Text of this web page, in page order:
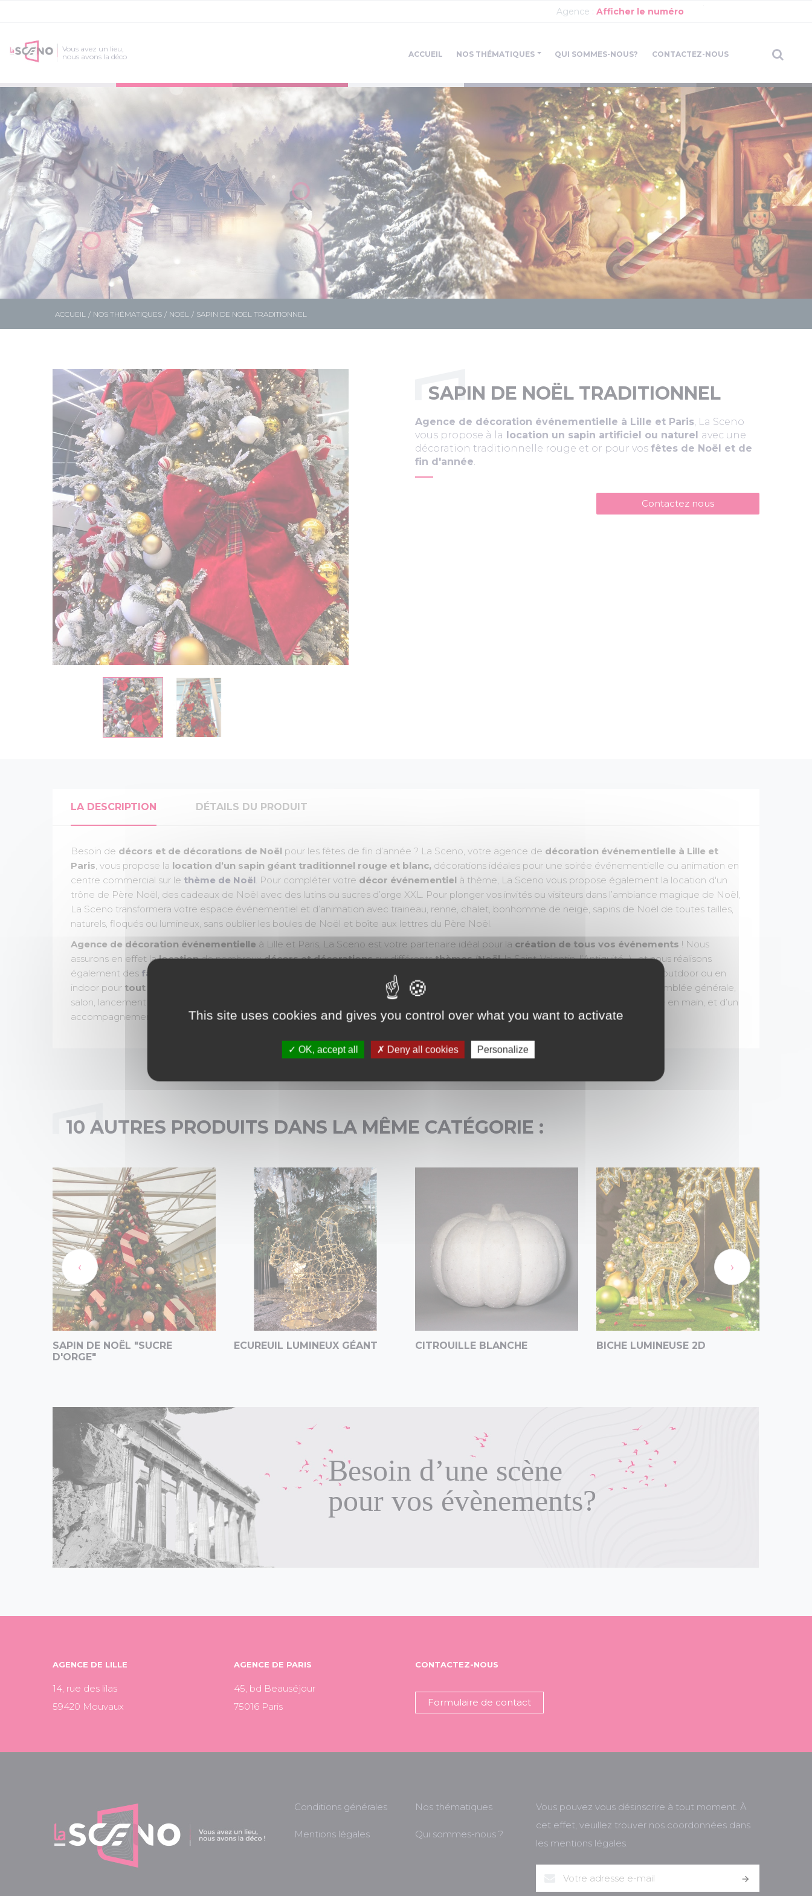
Agence : Afficher le numéro
Vous avez un lieu,
nous avons la déco
ACCUEIL NOS THÉMATIQUES QUI SOMMES-NOUS? CONTACTEZ-NOUS
ACCUEIL NOS THÉMATIQUES NOËL SAPIN DE NOËL TRADITIONNEL
SAPIN DE NOËL TRADITIONNEL
Agence de décoration événementielle à Lille et Paris, La Sceno
vous propose à la
location un sapin artificiel ou naturel avec une
décoration traditionnelle rouge et or pour vos fêtes de Noël et de
fin d'année.
Contactez nous
LA DESCRIPTION DÉTAILS DU PRODUIT
Besoin de décors et de décorations de Noël pour les fêtes de fin d’année ? La Sceno, votre agence de décoration événementielle à Lille et
Paris, vous propose la location d’un sapin géant traditionnel rouge et blanc, décorations idéales pour une soirée événementielle ou animation en
centre commercial sur le thème de Noël. Pour compléter votre décor événementiel à thème, La Sceno vous propose également la location d'un
trône de Père Noël, des cadeaux de Noël avec des lutins ou sucres d’orge XXL. Pour plonger vos invités ou visiteurs dans l’ambiance magique de Noël,
La Sceno transformera votre espace événementiel et d’animation avec traineau, renne, chalet, bonhomme de neige, sapins de Noël de toutes tailles,
naturels, floqués ou lumineux, sans oublier les boules de Noël et boîte aux lettres du Père Noël.
Agence de décoration événementielle à Lille et Paris, La Sceno est votre partenaire idéal pour la création de tous vos événements ! Nous
assurons en effet lalocationde nombreuxdécors et décorationssur différentsthèmes(Noël, la Saint-Valentin, l’Antiquité…)., et nous réalisons
également des fabrications sur-mesure de décors . Notre équipe intervient
, sur votre site, en outdoor ou en
indoor pour tout type d'événements
(animation en centre commercial, journée ou soirée du personnel, family day, convention, assemblée générale,
salon, lancement de produit, team-building, incentive...). Avec la Sceno, vous êtes assuré d’une prestation de qualité avec un décor clé en main, et d’un
accompagnement personnalisé tout au long de votre événement.
10 AUTRES PRODUITS DANS LA MÊME CATÉGORIE :
SAPIN DE NOËL "SUCRE
D'ORGE"
ECUREUIL LUMINEUX GÉANT CITROUILLE BLANCHE BICHE LUMINEUSE 2D
‹ ›
Besoin d’une scène
pour vos évènements?
AGENCE DE LILLE
14, rue des lilas
59420 Mouvaux
AGENCE DE PARIS
45, bd Beauséjour
75016 Paris
CONTACTEZ-NOUS
Formulaire de contact
Conditions générales
Mentions légales
Nos thématiques
Qui sommes-nous ?
Vous pouvez vous désinscrire à tout moment. À
cet effet, veuillez trouver nos coordonnées dans
les mentions légales.

This site uses cookies and gives you control over what you want to activate
OK, accept all Deny all cookies Personalize